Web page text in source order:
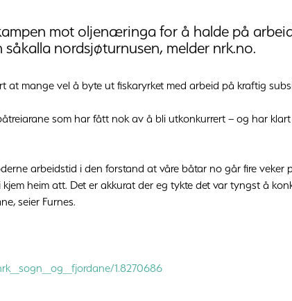
mot oljenæringa for å halde på
nordsjøturnusen, melder nrk.no.
at mange vel å byte ut fiskaryrket med arbeid på kraftig
som har fått nok av å bli utkonkurrert – og har
arbeidstid i den forstand at våre båtar no går fire veker
heim att. Det er akkurat der eg tykte det var tyngst å
seier Furnes.
1.8270686